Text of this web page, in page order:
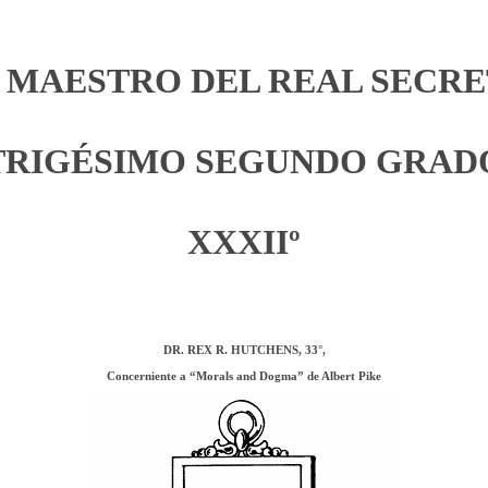
DEL REAL
SEGUNDO
XXXIIº
DR. REX R. HUTCHENS, 33°,
Concerniente a “Morals and Dogma” de Albert Pike